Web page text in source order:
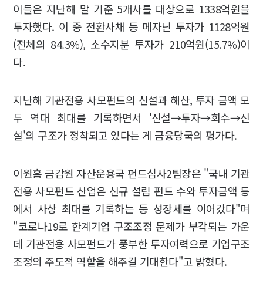
이들은 지난해 말 기준 5개사를 대상으로 1338억원을
투자했다. 이 중 전환사채 등 메자닌 투자가 1128억원
(전체의 84.3%), 소수지분 투자가 210억원(15.7%)이
다.
지난해 기관전용 사모펀드의 신설과 해산, 투자 금액 모
두 역대 최대를 기록하면서 '신설→투자→회수→신
설'의 구조가 정착되고 있다는 게 금융당국의 평가다.
이원흠 금감원 자산운용국 펀드심사2팀장은 "국내 기관
전용 사모펀드 산업은 신규 설립 펀드 수와 투자금액 등
에서 사상 최대를 기록하는 등 성장세를 이어갔다"며
"코로나19로 한계기업 구조조정 문제가 부각되는 가운
데 기관전용 사모펀드가 풍부한 투자여력으로 기업구조
조정의 주도적 역할을 해주길 기대한다"고 밝혔다.